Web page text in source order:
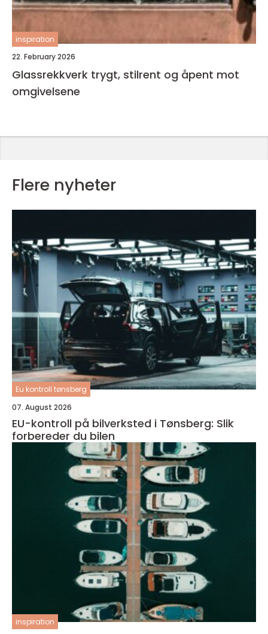
inspiration
22. February 2026
Glassrekkverk trygt, stilrent og åpent mot
omgivelsene
Flere nyheter
Eu kontroll tønsberg
07. August 2026
EU-kontroll på bilverksted i Tønsberg: Slik
forbereder du bilen
inspiration